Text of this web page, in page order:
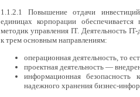
1.1.2.1 Повышение отдачи
единицах корпорации
методик управления IT. Деятельность
к трем основным направлениям:
операционная деятельность, то
проектная деятельность —
информационная
надежного хранения бизнес-